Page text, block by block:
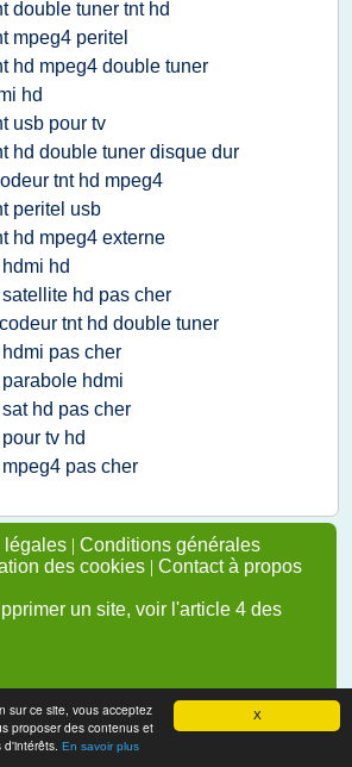
X
sur ce site, vous acceptez
proposer des contenus et
d'intérêts. En savoir plus
double tuner tnt hd
mpeg4 peritel
hd mpeg4 double tuner
hd
usb pour tv
hd double tuner disque dur
tnt hd mpeg4
peritel usb
hd mpeg4 externe
hd
hd pas cher
tnt hd double tuner
pas cher
hdmi
hd pas cher
tv hd
pas cher
légales | Conditions générales
des cookies | Contact à propos
un site, voir l'article 4 des